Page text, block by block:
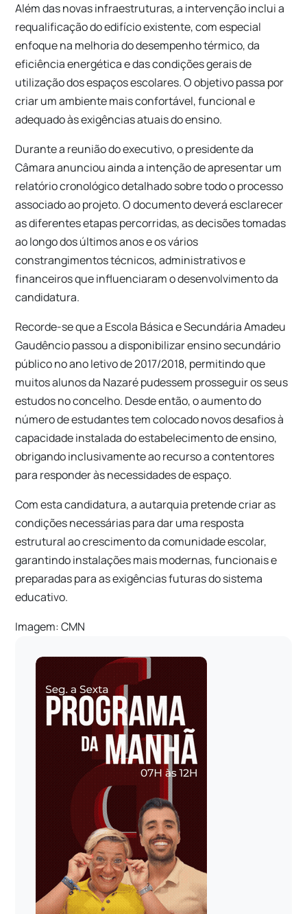
Além das novas infraestruturas, a intervenção inclui a
requalificação do edifício existente, com especial
enfoque na melhoria do desempenho térmico, da
eficiência energética e das condições gerais de
utilização dos espaços escolares. O objetivo passa por
criar um ambiente mais confortável, funcional e
adequado às exigências atuais do ensino.
Durante a reunião do executivo, o presidente da
Câmara anunciou ainda a intenção de apresentar um
relatório cronológico detalhado sobre todo o processo
associado ao projeto. O documento deverá esclarecer
as diferentes etapas percorridas, as decisões tomadas
ao longo dos últimos anos e os vários
constrangimentos técnicos, administrativos e
financeiros que influenciaram o desenvolvimento da
candidatura.
Recorde-se que a Escola Básica e Secundária Amadeu
Gaudêncio passou a disponibilizar ensino secundário
público no ano letivo de 2017/2018, permitindo que
muitos alunos da Nazaré pudessem prosseguir os seus
estudos no concelho. Desde então, o aumento do
número de estudantes tem colocado novos desafios à
capacidade instalada do estabelecimento de ensino,
obrigando inclusivamente ao recurso a contentores
para responder às necessidades de espaço.
Com esta candidatura, a autarquia pretende criar as
condições necessárias para dar uma resposta
estrutural ao crescimento da comunidade escolar,
garantindo instalações mais modernas, funcionais e
preparadas para as exigências futuras do sistema
educativo.
Imagem: CMN